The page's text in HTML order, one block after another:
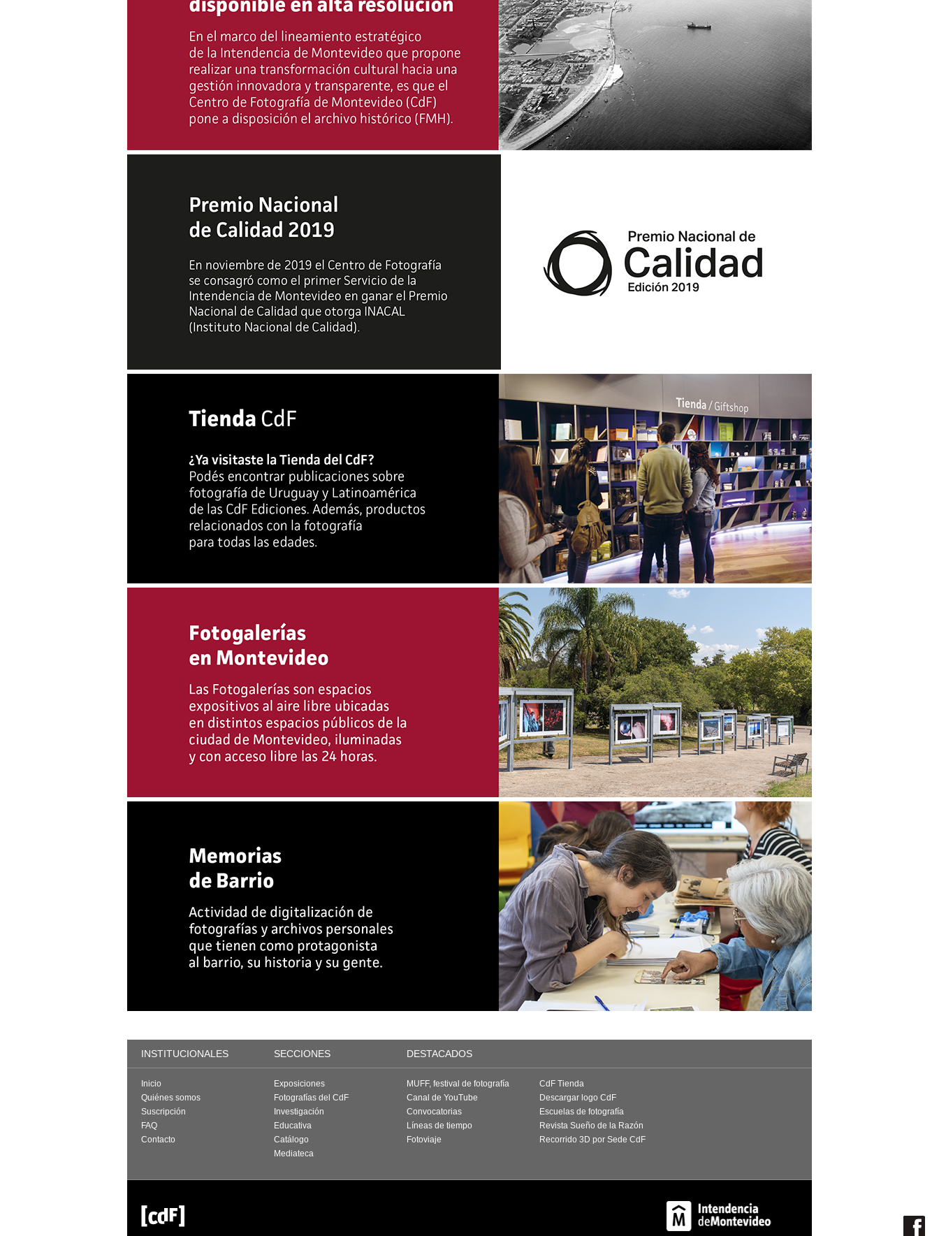
INSTITUCIONALES SECCIONES DESTACADOS
Inicio
Quiénes somos
Suscripción
FAQ
Contacto
Exposiciones
Fotografías del CdF
Investigación
Educativa
Catálogo
Mediateca
MUFF, festival de fotografía
Canal de YouTube
Convocatorias
Líneas de tiempo
Fotoviaje
CdF Tienda
Descargar logo CdF
Escuelas de fotografía
Revista Sueño de la Razón
Recorrido 3D por Sede CdF